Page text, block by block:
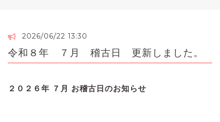
2026/06/22 13:30
令和８年 ７月 稽古日 更新しました。
２０２６年 ７月 お稽古日のお知らせ